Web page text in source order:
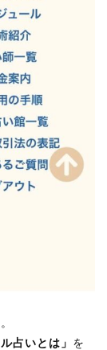
ル占いとは」 を